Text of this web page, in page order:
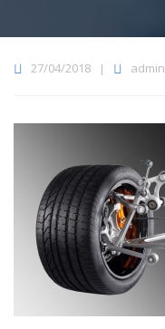
27/04/2018 | admin